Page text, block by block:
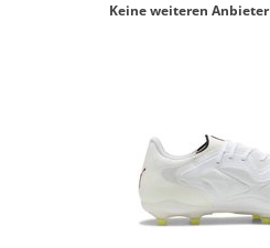
Keine weiteren Anbieter